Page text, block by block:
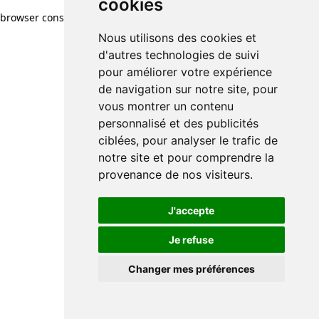
cookies
Nous utilisons des cookies et
d'autres technologies de suivi
pour améliorer votre expérience
de navigation sur notre site, pour
vous montrer un contenu
personnalisé et des publicités
ciblées, pour analyser le trafic de
notre site et pour comprendre la
provenance de nos visiteurs.
J'accepte
Je refuse
Changer mes préférences
browser console for more information)